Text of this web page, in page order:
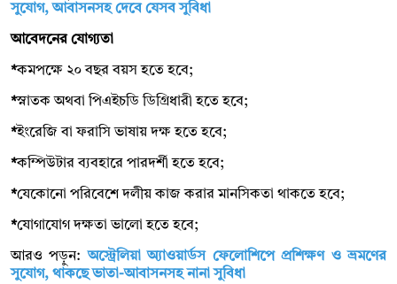
সুযোগ, আবাসনসহ দেবে যেসব সুবিধা
আবেদনের যোগ্যতা
*কমপক্ষে ২০ বছর বয়স হতে হবে;
*স্নাতক অথবা পিএইচডি ডিগ্রিধারী হতে হবে;
*ইংরেজি বা ফরাসি ভাষায় দক্ষ হতে হবে;
*কম্পিউটার ব্যবহারে পারদর্শী হতে হবে;
*যেকোনো পরিবেশে দলীয় কাজ করার মানসিকতা থাকতে হবে;
*যোগাযোগ দক্ষতা ভালো হতে হবে;
আরও পড়ুন:অস্ট্রেলিয়া অ্যাওয়ার্ডস ফেলোশিপে প্রশিক্ষণ ও ভ্রমণের
সুযোগ, থাকছে ভাতা-আবাসনসহ নানা সুবিধা